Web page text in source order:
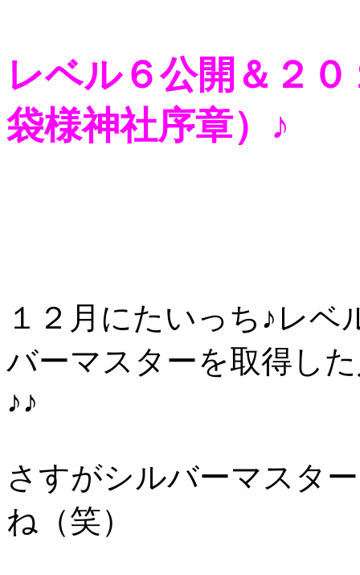
レベル６公開＆２
袋様神社序章）♪
１２月にたいっち♪レ
バーマスターを取得し
♪♪
さすがシルバーマスタ
ね（笑）